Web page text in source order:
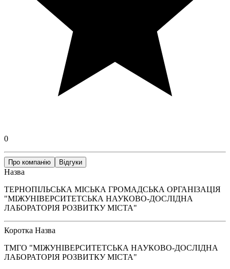
0
Про компанію Відгуки
Назва
ТЕРНОПІЛЬСЬКА МІСЬКА ГРОМАДСЬКА ОРГАНІЗАЦІЯ
"МІЖУНІВЕРСИТЕТСЬКА НАУКОВО-ДОСЛІДНА
ЛАБОРАТОРІЯ РОЗВИТКУ МІСТА"
Коротка Назва
ТМГО "МІЖУНІВЕРСИТЕТСЬКА НАУКОВО-ДОСЛІДНА
ЛАБОРАТОРІЯ РОЗВИТКУ МІСТА"